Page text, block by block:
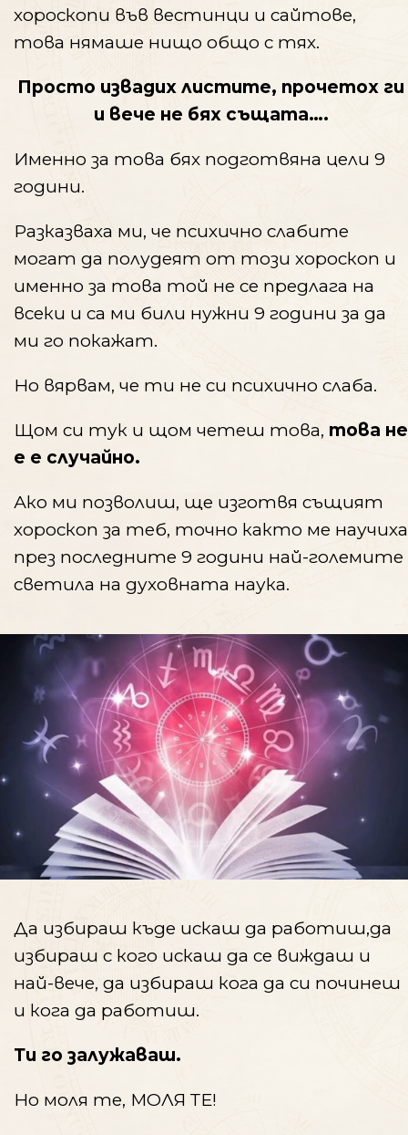
хороскопи във вестинци и сайтове,
това нямаше нищо общо с тях.
Просто извадих листите, прочетох ги
и вече не бях същата….
Именно за това бях подготвяна цели 9
години.
Разказваха ми, че психично слабите
могат да полудеят от този хороскоп и
именно за това той не се предлага на
всеки и са ми били нужни 9 години за да
ми го покажат.
Но вярвам, че ти не си психично слаба.
Щом си тук и щом четеш това, това не
е е случайно.
Ако ми позволиш, ще изготвя същият
хороскоп за теб, точно както ме научиха
през последните 9 години най-големите
светила на духовната наука.
Да избираш къде искаш да работиш,да
избираш с кого искаш да се виждаш и
най-вече, да избираш кога да си починеш
и кога да работиш.
Ти го залужаваш.
Но моля те, МОЛЯ ТЕ!